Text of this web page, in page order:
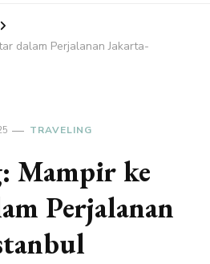
dalam Perjalanan Jakarta-
TRAVELING
Mampir ke
Perjalanan